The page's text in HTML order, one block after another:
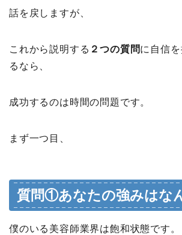
話を戻しますが、
これから説明する ２つの質問に自信
るなら、
成功するのは時間の問題です。
まず一つ目、
質問①あなたの強みはな
僕のいる美容師業界は飽和状態です。